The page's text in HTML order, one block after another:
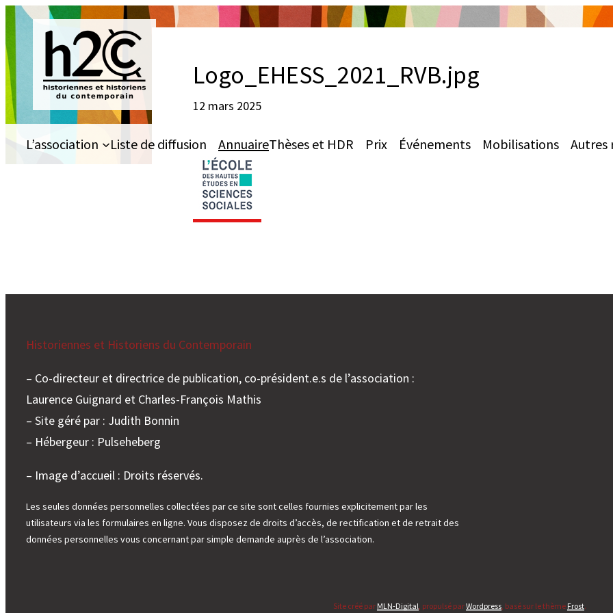
Aller
au
contenu
L’association Liste de diffusion AnnuaireThèses et HDR Prix Événements Mobilisations Autres
Logo_EHESS_2021_RVB.jpg
12 mars 2025
Historiennes et Historiens du Contemporain
– Co-directeur et directrice de publication, co-président.e.s de l’association :
Laurence Guignard et Charles-François Mathis
– Site géré par : Judith Bonnin
– Hébergeur : Pulseheberg
– Image d’accueil : Droits réservés.
Les seules données personnelles collectées par ce site sont celles fournies explicitement par les
utilisateurs via les formulaires en ligne. Vous disposez de droits d’accès, de rectification et de retrait des
données personnelles vous concernant par simple demande auprès de l’association.
Site créé par MLN-Digital, propulsé parWordpress, basé sur le thème Frost.